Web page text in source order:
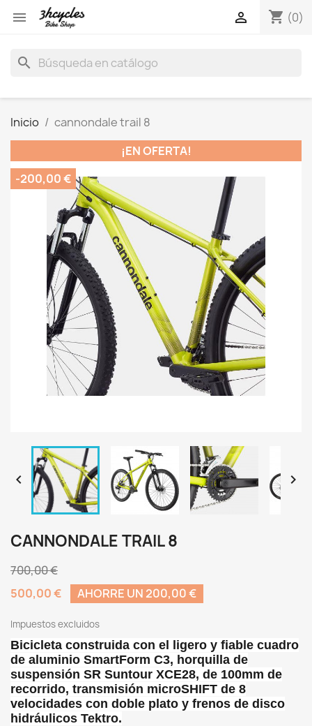
 shopping_cart (0)

search
Inicio
cannondale trail 8
¡EN OFERTA!
-200,00 €
 
CANNONDALE TRAIL 8
700,00 €
500,00 €
AHORRE UN 200,00 €
Impuestos excluidos
Bicicleta construida con el ligero y fiable cuadro
de aluminio SmartForm C3, horquilla de
suspensión SR Suntour XCE28, de 100mm de
recorrido, transmisión microSHIFT de 8
velocidades con doble plato y frenos de disco
hidráulicos Tektro.